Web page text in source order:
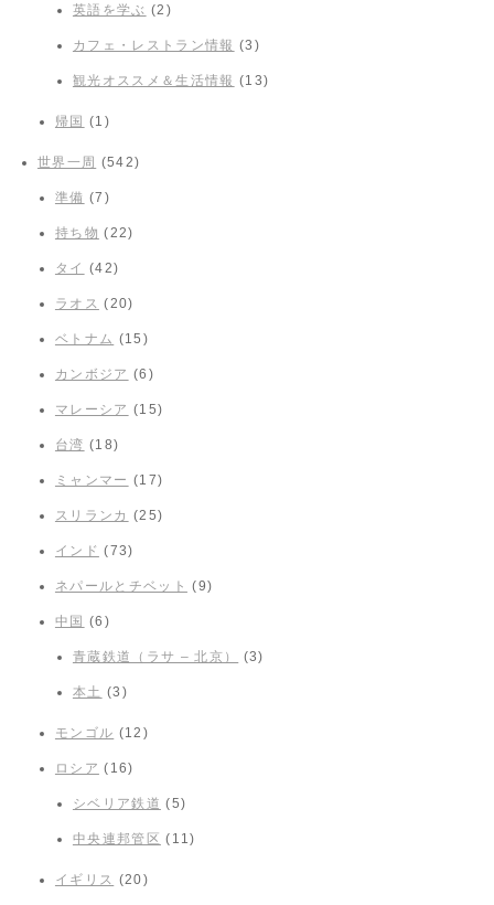
英語を学ぶ (2)
カフェ・レストラン情報 (3)
観光オススメ＆生活情報 (13)
帰国 (1)
世界一周 (542)
準備 (7)
持ち物 (22)
タイ (42)
ラオス (20)
ベトナム (15)
カンボジア (6)
マレーシア (15)
台湾 (18)
ミャンマー (17)
スリランカ (25)
インド (73)
ネパールとチベット (9)
中国 (6)
青蔵鉄道（ラサ – 北京） (3)
本土 (3)
モンゴル (12)
ロシア (16)
シベリア鉄道 (5)
中央連邦管区 (11)
イギリス (20)